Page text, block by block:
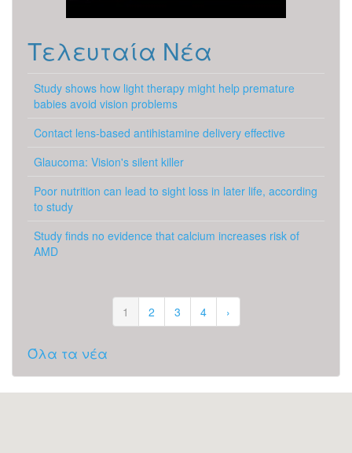
Τελευταία Νέα
Study shows how light therapy might help premature
babies avoid vision problems
Contact lens-based antihistamine delivery effective
Glaucoma: Vision's silent killer
Poor nutrition can lead to sight loss in later life, according
to study
Study finds no evidence that calcium increases risk of
AMD
1 2 3 4 ›
Όλα τα νέα